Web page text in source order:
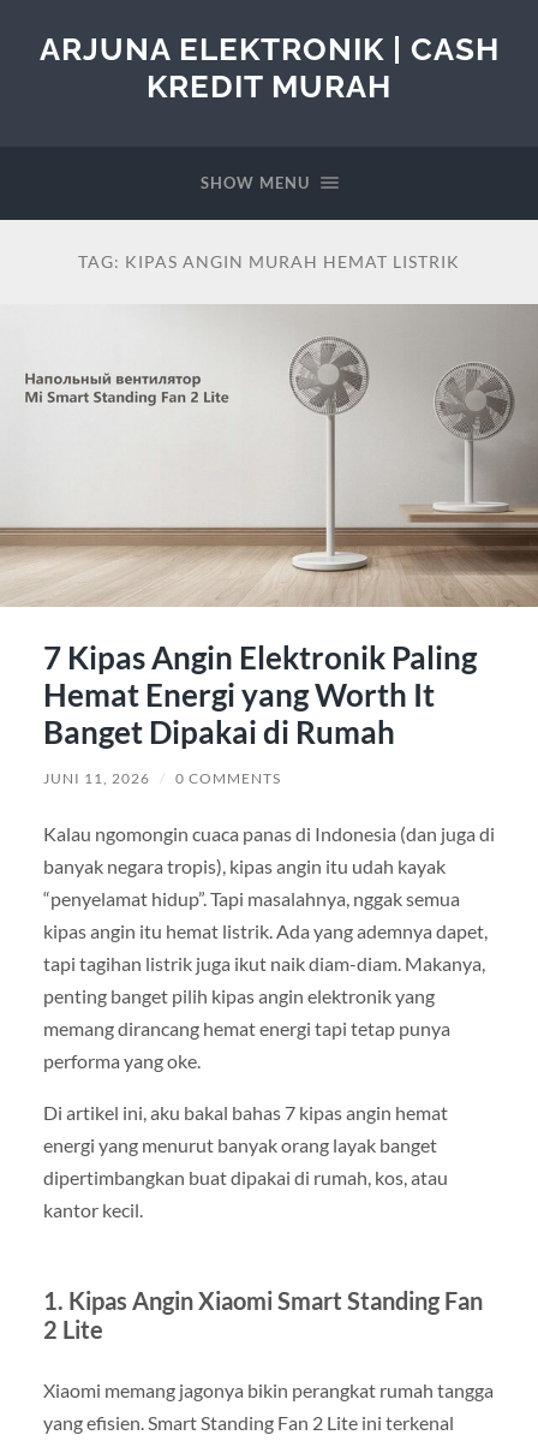
ARJUNA ELEKTRONIK | CASH
KREDIT MURAH
SHOW MENU
TAG: KIPAS ANGIN MURAH HEMAT LISTRIK
7 Kipas Angin Elektronik Paling
Hemat Energi yang Worth It
Banget Dipakai di Rumah
JUNI 11, 2026 / 0 COMMENTS
Kalau ngomongin cuaca panas di Indonesia (dan juga di
banyak negara tropis), kipas angin itu udah kayak
“penyelamat hidup”. Tapi masalahnya, nggak semua
kipas angin itu hemat listrik. Ada yang ademnya dapet,
tapi tagihan listrik juga ikut naik diam-diam. Makanya,
penting banget pilih kipas angin elektronik yang
memang dirancang hemat energi tapi tetap punya
performa yang oke.
Di artikel ini, aku bakal bahas 7 kipas angin hemat
energi yang menurut banyak orang layak banget
dipertimbangkan buat dipakai di rumah, kos, atau
kantor kecil.
1. Kipas Angin Xiaomi Smart Standing Fan
2 Lite
Xiaomi memang jagonya bikin perangkat rumah tangga
yang efisien. Smart Standing Fan 2 Lite ini terkenal